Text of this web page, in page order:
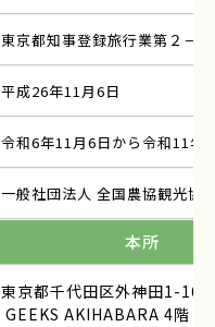
東京都知事登録旅行業第２－
平成26年11月6日
令和6年11月6日から令和11年
一般社団法人 全国農協観光協
本所
東京都千代田区外神田1-
GEEKS AKIHABARA 4階